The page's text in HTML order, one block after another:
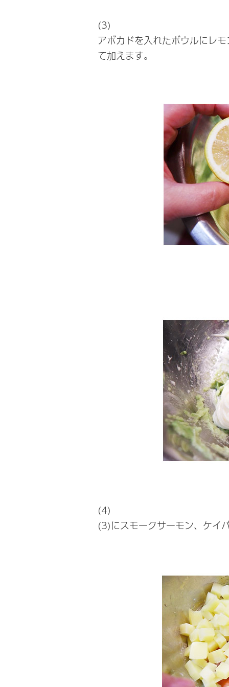
(3)
アボカドを入れたボウルにレ
て加えます。
(4)
(3)にスモークサーモン、ケイ